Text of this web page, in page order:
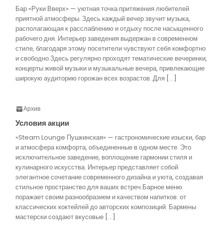
Бар «Руки Вверх» — уютная точка притяжения любителей
приятной атмосферы. Здесь каждый вечер звучит музыка,
располагающая к расслаблению и отдыху после насыщенного
рабочего дня. Интерьер заведения выдержан в современном
стиле, благодаря этому посетители чувствуют себя комфортно
и свободно.Здесь регулярно проходят тематические вечеринки,
концерты живой музыки и музыкальные вечера, привлекающие
широкую аудиторию горожан всех возрастов. Для […]
Архив
Условия акции
«Steam Lounge Пушкинская» — гастрономические изыски, бар
и атмосфера комфорта, объединенные в одном месте. Это
исключительное заведение, воплощение гармонии стиля и
кулинарного искусства. Интерьер представляет собой
элегантное сочетание современного дизайна и уюта, создавая
стильное пространство для ваших встреч.Барное меню
поражает своим разнообразием и качеством напитков: от
классических коктейлей до авторских композиций. Бармены
мастерски создают вкусовые […]